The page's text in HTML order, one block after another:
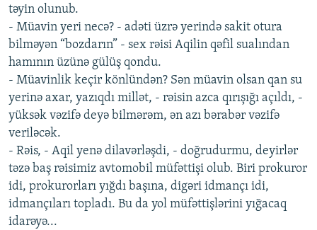
təyin olunub.
- Müavin yeri necə? - adəti üzrə yerində sakit otura
bilməyən “bozdarın” - sex rəisi Aqilin qəfil sualından
hamının üzünə gülüş qondu.
- Müavinlik keçir könlündən? Sən müavin olsan qan su
yerinə axar, yazıqdı millət, - rəisin azca qırışığı açıldı, -
yüksək vəzifə deyə bilmərəm, ən azı bərabər vəzifə
veriləcək.
- Rəis, - Aqil yenə dilavərləşdi, - doğrudurmu, deyirlər
təzə baş rəisimiz avtomobil müfəttişi olub. Biri prokuror
idi, prokurorları yığdı başına, digəri idmançı idi,
idmançıları topladı. Bu da yol müfəttişlərini yığacaq
idarəyə...